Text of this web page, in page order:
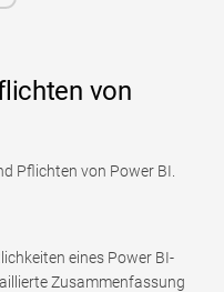
von
Pflichten von Power BI.
eines Power BI-
Zusammenfassung